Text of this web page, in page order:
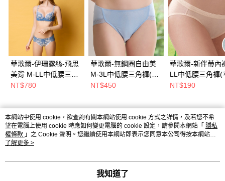
華歌爾-伊珊露絲-飛思
美背 M-LL中低腰三角
褲(沉靜藍) 搭配內褲-
NT$780
華歌爾-無鋼圈自由美
M-3L中低腰三角褲(澗
水藍) 搭配內褲-
NT$450
華歌爾-新伴蒂內
LL中低腰三角褲(
藍) NS1120C5
NT$190
熱門標籤
本網站中使用 cookie，欲查詢有關本網站使用 cookie 方式之詳情，及若您不希
望在電腦上使用 cookie 時應如何變更電腦的 cookie 設定，請參閱本網站「 隱私
權條款 」之 Cookie 聲明。您繼續使用本網站即表示您同意本公司得按本網站使
用條款之 Cookie 聲明使用 cookie。
了解更多 >
我知道了